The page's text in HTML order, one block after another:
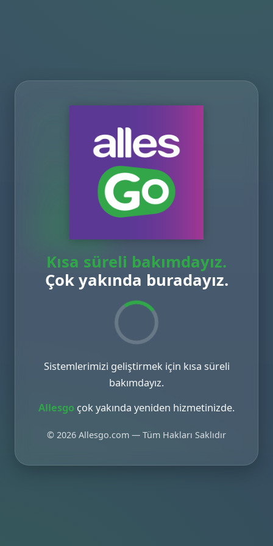
Kısa süreli bakımdayız.
Çok yakında buradayız.
Sistemlerimizi geliştirmek için kısa süreli
bakımdayız.
Allesgo çok yakında yeniden hizmetinizde.
© 2026 Allesgo.com — Tüm Hakları Saklıdır